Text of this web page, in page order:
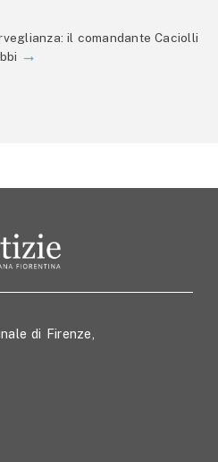
il comandante Caciolli
di Firenze,